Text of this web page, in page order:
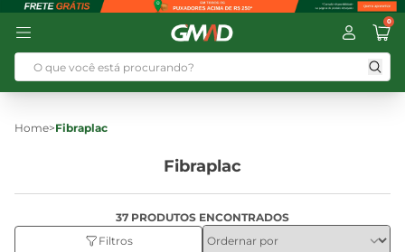
0
Home>Fibraplac
Fibraplac
37 PRODUTOS ENCONTRADOS
Filtros